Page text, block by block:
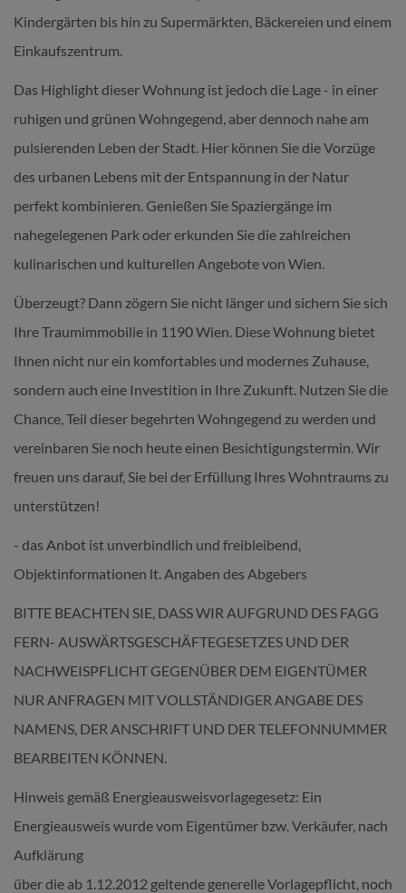
Kindergärten bis hin zu Supermärkten, Bäckereien und einem
Einkaufszentrum.
Das Highlight dieser Wohnung ist jedoch die Lage - in einer
ruhigen und grünen Wohngegend, aber dennoch nahe am
pulsierenden Leben der Stadt. Hier können Sie die Vorzüge
des urbanen Lebens mit der Entspannung in der Natur
perfekt kombinieren. Genießen Sie Spaziergänge im
nahegelegenen Park oder erkunden Sie die zahlreichen
kulinarischen und kulturellen Angebote von Wien.
Überzeugt? Dann zögern Sie nicht länger und sichern Sie sich
Ihre Traumimmobilie in 1190 Wien. Diese Wohnung bietet
Ihnen nicht nur ein komfortables und modernes Zuhause,
sondern auch eine Investition in Ihre Zukunft. Nutzen Sie die
Chance, Teil dieser begehrten Wohngegend zu werden und
vereinbaren Sie noch heute einen Besichtigungstermin. Wir
freuen uns darauf, Sie bei der Erfüllung Ihres Wohntraums zu
unterstützen!
- das Anbot ist unverbindlich und freibleibend,
Objektinformationen lt. Angaben des Abgebers
BITTE BEACHTEN SIE, DASS WIR AUFGRUND DES FAGG
FERN- AUSWÄRTSGESCHÄFTEGESETZES UND DER
NACHWEISPFLICHT GEGENÜBER DEM EIGENTÜMER
NUR ANFRAGEN MIT VOLLSTÄNDIGER ANGABE DES
NAMENS, DER ANSCHRIFT UND DER TELEFONNUMMER
BEARBEITEN KÖNNEN.
Hinweis gemäß Energieausweisvorlagegesetz: Ein
Energieausweis wurde vom Eigentümer bzw. Verkäufer, nach
Aufklärung
über die ab 1.12.2012 geltende generelle Vorlagepflicht, noch